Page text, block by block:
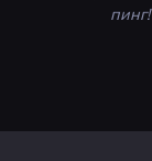
пинг!